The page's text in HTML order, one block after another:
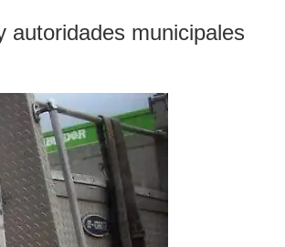
autoridades municipales